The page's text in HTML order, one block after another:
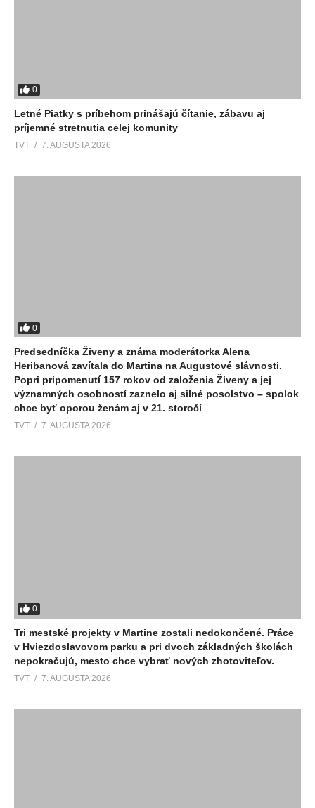
0
Letné Piatky s príbehom prinášajú čítanie, zábavu aj
príjemné stretnutia celej komunity
TVT 7. AUGUSTA 2026
0
Predsedníčka Živeny a známa moderátorka Alena
Heribanová zavítala do Martina na Augustové slávnosti.
Popri pripomenutí 157 rokov od založenia Živeny a jej
významných osobností zaznelo aj silné posolstvo – spolok
chce byť oporou ženám aj v 21. storočí
TVT 7. AUGUSTA 2026
0
Tri mestské projekty v Martine zostali nedokončené. Práce
v Hviezdoslavovom parku a pri dvoch základných školách
nepokračujú, mesto chce vybrať nových zhotoviteľov.
TVT 7. AUGUSTA 2026